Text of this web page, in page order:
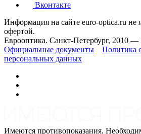
Вконтакте
Информация на сайте euro-optica.ru не
офертой.
Еврооптика. Санкт-Петербург, 2010 —
Официальные документы
Политика
персональных данных
Имеются противопоказания.